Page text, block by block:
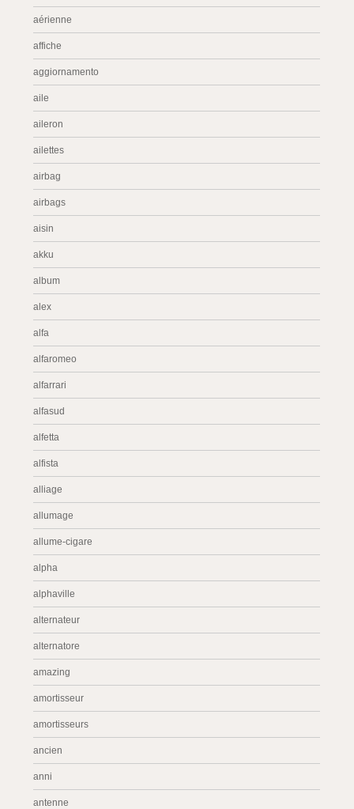
aérienne
affiche
aggiornamento
aile
aileron
ailettes
airbag
airbags
aisin
akku
album
alex
alfa
alfaromeo
alfarrari
alfasud
alfetta
alfista
alliage
allumage
allume-cigare
alpha
alphaville
alternateur
alternatore
amazing
amortisseur
amortisseurs
ancien
anni
antenne